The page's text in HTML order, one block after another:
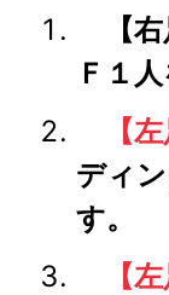
【右
Ｆ１
【
ディ
す。
【